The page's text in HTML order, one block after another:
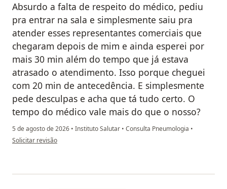
Absurdo a falta de respeito do médico, pediu
pra entrar na sala e simplesmente saiu pra
atender esses representantes comerciais que
chegaram depois de mim e ainda esperei por
mais 30 min além do tempo que já estava
atrasado o atendimento. Isso porque cheguei
com 20 min de antecedência. E simplesmente
pede desculpas e acha que tá tudo certo. O
tempo do médico vale mais do que o nosso?
5 de agosto de 2026 • Instituto Salutar • Consulta Pneumologia •
na opinião do utilizador H R
Solicitar revisão